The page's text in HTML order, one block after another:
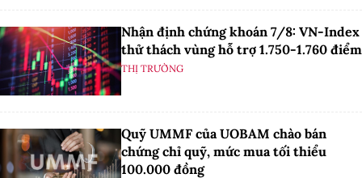
Nhận định chứng khoán 7/8: VN-Index
thử thách vùng hỗ trợ 1.750-1.760 điểm
THỊ TRƯỜNG
Quỹ UMMF của UOBAM chào bán
chứng chỉ quỹ, mức mua tối thiểu
100.000 đồng